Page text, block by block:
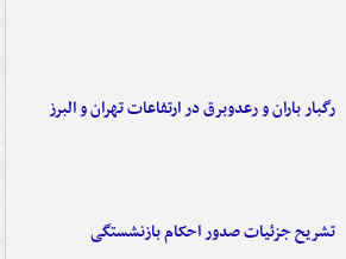
رگبار باران و رعدوبرق در ارتفاعات تهران و البرز
تشریح جزئیات صدور احکام بازنشستگی